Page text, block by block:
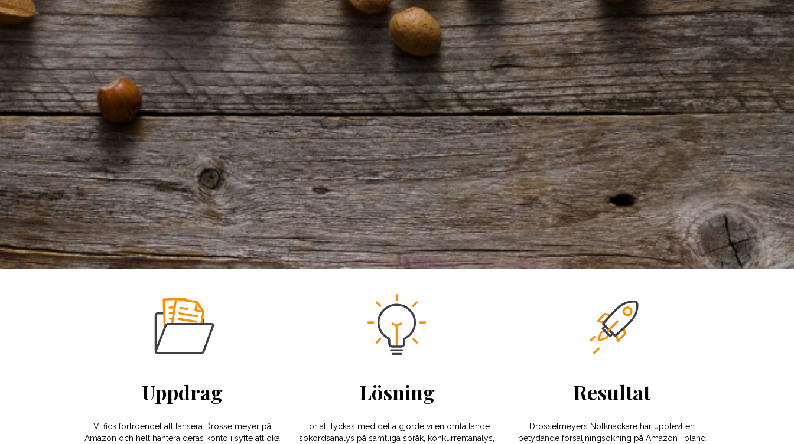
Uppdrag
Vi fick förtroendet att lansera Drosselmeyer på
Amazon och helt hantera deras konto i syfte att öka
Lösning
För att lyckas med detta gjorde vi en omfattande
sökordsanalys på samtliga språk, konkurrentanalys,
Resultat
Drosselmeyers Nötknäckare har upplevt en
betydande försäljningsökning på Amazon i bland